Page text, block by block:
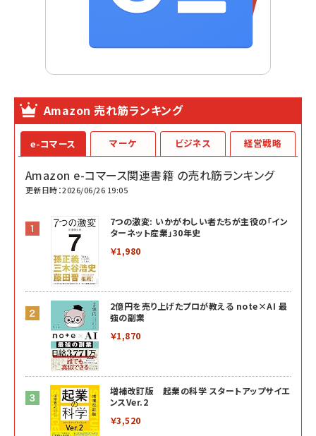
Amazon 売れ筋ランキング
e-コマース
Amazon e-コマース関連書籍 の売れ筋ランキング
更新日時：2026/06/26 19:05
7つの激変: いかがわしい者たちが主役の「イン
ターネット産業」30年史
￥1,980
2億円を売り上げたプロが教える note×AI 最
強の副業
￥1,870
増補改訂版 起業の科学 スタートアップサイエ
ンスVer.2
￥3,520
マーケ ビジネス 経営戦略